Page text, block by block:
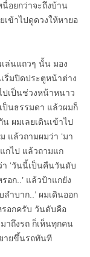
นื่อยกว่าจะถึงบ้าน
เข้าไปดูดวงให้หายอ
ล่นแถวๆ นั้น มอง
ริ่มปิดประตูหน้าต่าง
ปเป็นช่วงหน้าหนาว
ป็นธรรมดา แล้วผมก็
ผมเลยเดินเข้าไป
แล้วถามผมว่า ‘มา
กไป แล้วถามแก
า ‘วันนี้เป็นคืนวันดับ
อก..’ แล้วป้าแกยัง
ำบาก..’ ผมเดินออก
รอกครับ วันดับคือ
าถึงรถ ก็เห็นทุกคน
ายขึ้นรถทันที